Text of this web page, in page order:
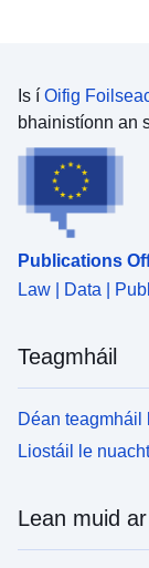
Is í Oifig
bhainistíonn an
Publications
Law | Data |
Teagmháil
Déan teagmháil
Liostáil le
Lean muid ar